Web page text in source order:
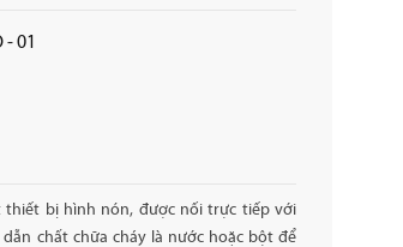
- 01
thiết bị hình nón, được nối trực tiếp với
chất chữa cháy là nước hoặc bột để